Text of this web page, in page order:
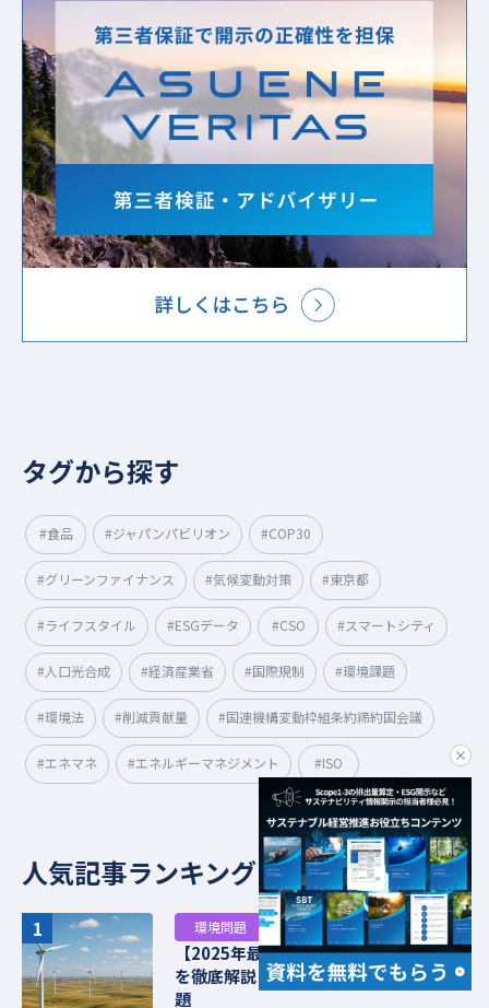
タグから探す
#食品 #ジャパンパビリオン #COP30
#グリーンファイナンス #気候変動対策 #東京都
#ライフスタイル #ESGデータ #CSO #スマートシティ
#人口光合成 #経済産業省 #国際規制 #環境課題
#環境法 #削減貢献量 #国連機構変動枠組条約締約国会議
#エネマネ #エネルギーマネジメント #ISO
人気記事ランキング
1 環境問題
【2025年最新】日本の「発電割合」
を徹底解説！再エネ普及の現状と課
題